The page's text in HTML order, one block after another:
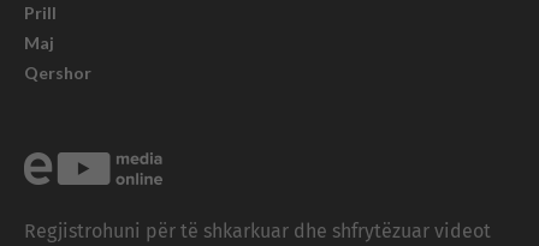
Prill
Maj
Qershor
Regjistrohuni për të shkarkuar dhe shfrytëzuar videot